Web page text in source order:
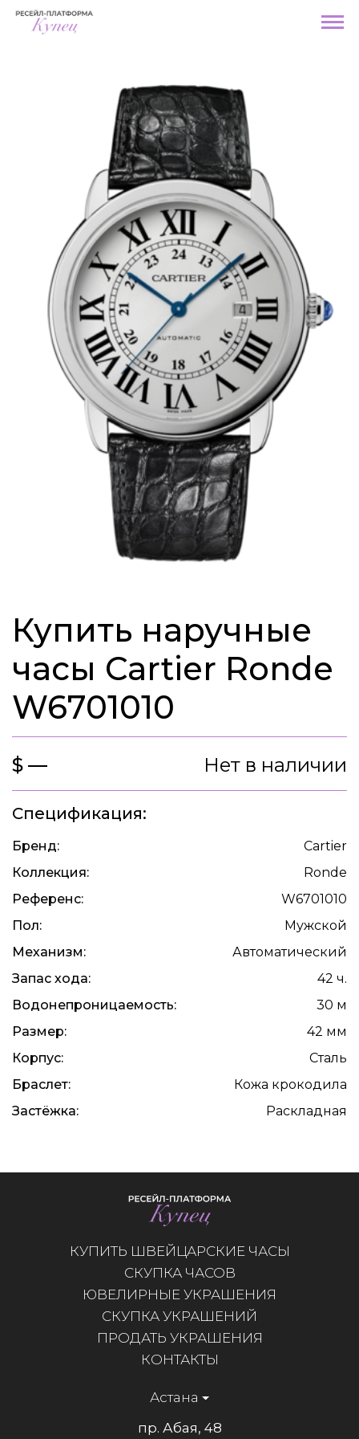
Купить наручные
часы Cartier Ronde
W6701010
$ — Нет в наличии
Спецификация:
Бренд:
Cartier
Коллекция:
Ronde
Референс:
W6701010
Пол:
Мужской
Механизм:
Автоматический
Запас хода:
42 ч.
Водонепроницаемость:
30 м
Размер:
42 мм
Корпус:
Сталь
Браслет:
Кожа крокодила
Застёжка:
Раскладная
КУПИТЬ ШВЕЙЦАРСКИЕ ЧАСЫ
СКУПКА ЧАСОВ
ЮВЕЛИРНЫЕ УКРАШЕНИЯ
СКУПКА УКРАШЕНИЙ
ПРОДАТЬ УКРАШЕНИЯ
КОНТАКТЫ
Астана
пр. Абая, 48